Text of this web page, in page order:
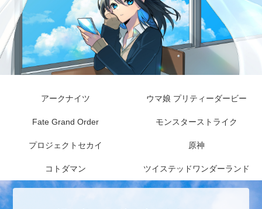
アークナイツ ウマ娘 プリティーダービー
Fate Grand Order モンスターストライク
プロジェクトセカイ 原神
コトダマン ツイステッドワンダーランド